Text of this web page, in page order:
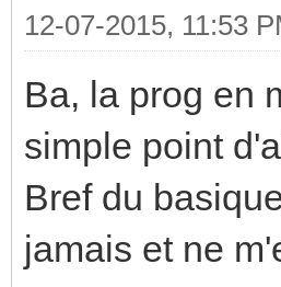
12-07-2015, 11:53
Ba, la prog en
simple point
Bref du
jamais et ne